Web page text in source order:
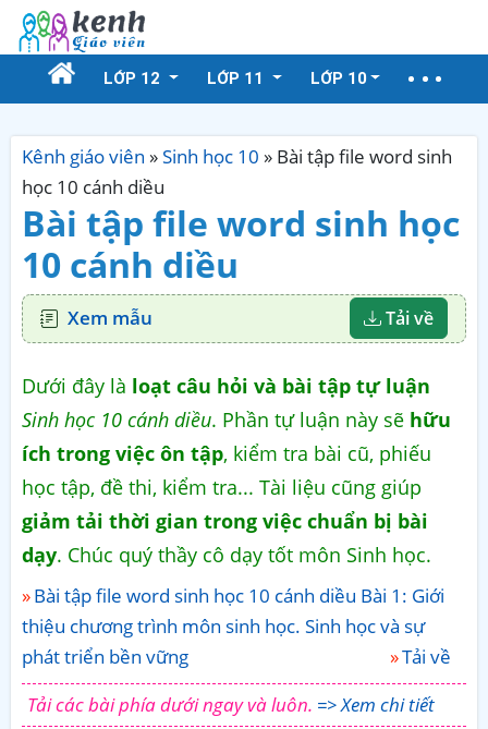
LỚP 12 LỚP 11 LỚP 10
Kênh giáo viên »Sinh học 10 » Bài tập file word sinh
học 10 cánh diều
Bài tập file word sinh học
10 cánh diều
Xem mẫu Tải về
Dưới đây là loạt câu hỏi và bài tập tự luận
Sinh học 10 cánh diều. Phần tự luận này sẽ hữu
ích trong việc ôn tập, kiểm tra bài cũ, phiếu
học tập, đề thi, kiểm tra... Tài liệu cũng giúp
giảm tải thời gian trong việc chuẩn bị bài
dạy. Chúc quý thầy cô dạy tốt môn Sinh học.
Bài tập file word sinh học 10 cánh diều Bài 1: Giới
thiệu chương trình môn sinh học. Sinh học và sự
phát triển bền vững
Tải về
Tải các bài phía dưới ngay và luôn. => Xem chi tiết